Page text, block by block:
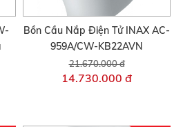
Bồn Cầu Nắp Điện Tử INAX AC-
959A/CW-KB22AVN
21.670.000 đ
14.730.000 đ